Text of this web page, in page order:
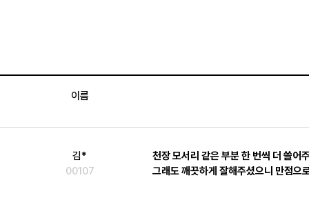
이름
김*
00107
천장 모서리 같은 부분 한 번씩 더 쓸어
그래도 깨끗하게 잘해주셨으니 만점으